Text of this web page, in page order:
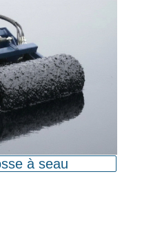
à seau